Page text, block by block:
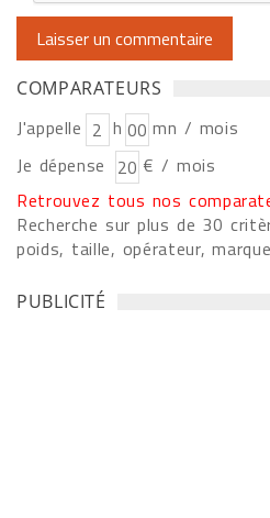
COMPARATEURS
J'appelle h
mn / mois
Je dépense
€ / mois
Retrouvez tous nos
Recherche sur plus de 30
poids, taille, opérateur,
PUBLICITÉ